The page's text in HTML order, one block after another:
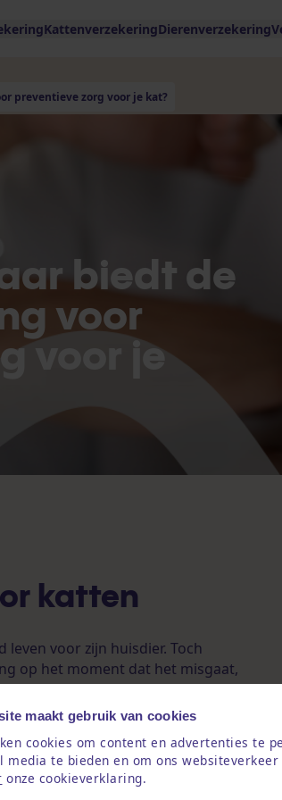
maakt gebruik van cookies
cookies om content en advertenties te
media te bieden en om ons
onze cookieverklaring.
KattenverzekeringDierenverzekering
preventieve zorg voor je kat?
biedt de
voor
voor je
katten
leven voor zijn huisdier. Toch
op het moment dat het misgaat,
dat veel medische problemen
Door te kiezen
kat via de
controles en vaccinaties dekken.
voor je kat en zie je welke